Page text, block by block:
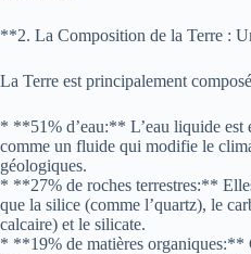
**2. La Composition de la Terre :
La Terre est principalement
* **51% d’eau:** L’eau liquide est
comme un fluide qui modifie le
géologiques.
* **27% de roches terrestres:**
que la silice (comme l’quartz), le
calcaire) et le silicate.
* **19% de matières organiques:**